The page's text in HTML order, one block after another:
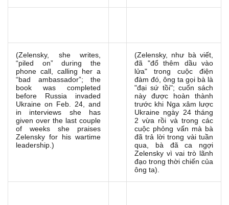
(Zelensky, she writes,
“piled on” during the
phone call, calling her a
“bad ambassador”; the
book was completed
before Russia invaded
Ukraine on Feb. 24, and
in interviews she has
given over the last couple
of weeks she praises
Zelensky for his wartime
leadership.)
(Zelensky, như bà viết,
đã "đổ thêm dầu vào
lửa" trong cuộc điện
đàm đó, ông ta gọi bà là
"đại sứ tồi"; cuốn sách
này được hoàn thành
trước khi Nga xâm lược
Ukraine ngày 24 tháng
2 vừa rồi và trong các
cuộc phỏng vấn mà bà
đã trả lời trong vài tuần
qua, bà đã ca ngợi
Zelensky vì vai trò lãnh
đạo trong thời chiến của
ông ta).